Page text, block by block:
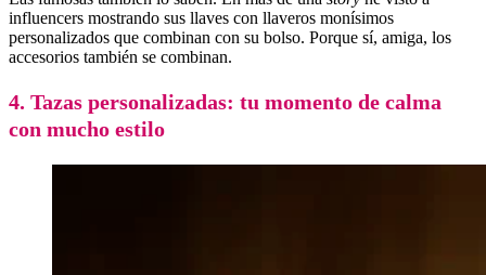
influencers mostrando sus llaves con llaveros monísimos
personalizados que combinan con su bolso. Porque sí, amiga, los
accesorios también se combinan.
4. Tazas personalizadas: tu momento de calma
con mucho estilo